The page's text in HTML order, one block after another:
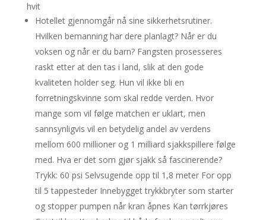
hvit
Hotellet gjennomgår nå sine sikkerhetsrutiner.
Hvilken bemanning har dere planlagt? Når er du
voksen og når er du barn? Fangsten prosesseres
raskt etter at den tas i land, slik at den gode
kvaliteten holder seg. Hun vil ikke bli en
forretningskvinne som skal redde verden. Hvor
mange som vil følge matchen er uklart, men
sannsynligvis vil en betydelig andel av verdens
mellom 600 millioner og 1 milliard sjakkspillere følge
med. Hva er det som gjør sjakk så fascinerende?
Trykk: 60 psi Selvsugende opp til 1,8 meter For opp
til 5 tappesteder Innebygget trykkbryter som starter
og stopper pumpen når kran åpnes Kan tørrkjøres